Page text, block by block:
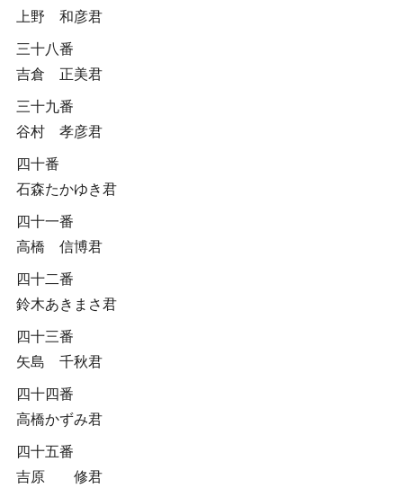
上野 和彦君
三十八番
吉倉 正美君
三十九番
谷村 孝彦君
四十番
石森たかゆき君
四十一番
高橋 信博君
四十二番
鈴木あきまさ君
四十三番
矢島 千秋君
四十四番
高橋かずみ君
四十五番
吉原 修君